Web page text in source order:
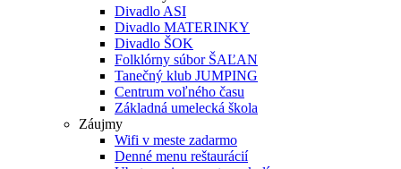
Divadlo ASI
Divadlo MATERINKY
Divadlo ŠOK
Folklórny súbor ŠAĽAN
Tanečný klub JUMPING
Centrum voľného času
Základná umelecká škola
Záujmy
Wifi v meste zadarmo
Denné menu reštaurácií